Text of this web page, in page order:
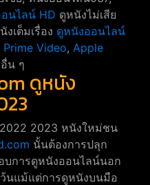
นไลน์ HD ดูหนังไม่เสีย
เต็มเรื่อง ดูหนังออนไลน์
Prime Video, Apple
น ๆ
ดูหนัง
2023 หนังใหม่ชน
นั้นต้องการปลุก
การดูหนังออนไลน์นอก
ว้นแม้แต่การดูหนังบนมือ